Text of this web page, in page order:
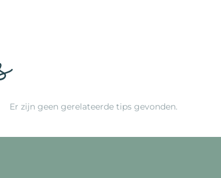
Er zijn geen gerelateerde tips gevonden.